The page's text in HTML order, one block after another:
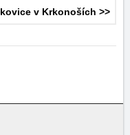
v Krkonoších >>